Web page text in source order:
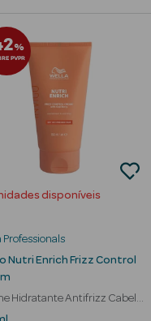
%
PVPR
disponíveis
Professionals
Nutri Enrich Frizz Control
Hidratante Antifrizz Cabelo